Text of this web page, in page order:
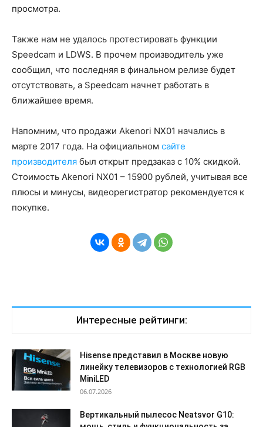
просмотра.
Также нам не удалось протестировать функции
Speedcam и LDWS. В прочем производитель уже
сообщил, что последняя в финальном релизе будет
отсутствовать, а Speedcam начнет работать в
ближайшее время.
Напомним, что продажи Akenori NX01 начались в
марте 2017 года. На официальном сайте
производителя был открыт предзаказ с 10% скидкой.
Стоимость Akenori NX01 – 15900 рублей, учитывая все
плюсы и минусы, видеорегистратор рекомендуется к
покупке.
Интересные рейтинги:
Hisense представил в Москве новую
линейку телевизоров с технологией RGB
MiniLED
06.07.2026
Вертикальный пылесос Neatsvor G10: